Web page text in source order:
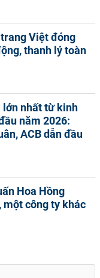
Việt đóng
thanh lý toàn
lớn nhất từ kinh
năm 2026:
ACB dẫn đầu
Hoa Hồng
một công ty khác